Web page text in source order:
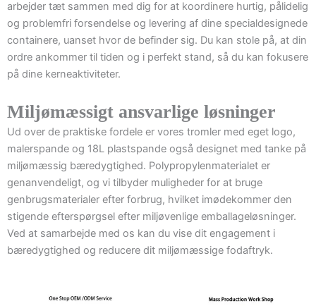
arbejder tæt sammen med dig for at koordinere hurtig, pålidelig
og problemfri forsendelse og levering af dine specialdesignede
containere, uanset hvor de befinder sig. Du kan stole på, at din
ordre ankommer til tiden og i perfekt stand, så du kan fokusere
på dine kerneaktiviteter.
Miljømæssigt ansvarlige løsninger
Ud over de praktiske fordele er vores tromler med eget logo,
malerspande og 18L plastspande også designet med tanke på
miljømæssig bæredygtighed. Polypropylenmaterialet er
genanvendeligt, og vi tilbyder muligheder for at bruge
genbrugsmaterialer efter forbrug, hvilket imødekommer den
stigende efterspørgsel efter miljøvenlige emballageløsninger.
Ved at samarbejde med os kan du vise dit engagement i
bæredygtighed og reducere dit miljømæssige fodaftryk.